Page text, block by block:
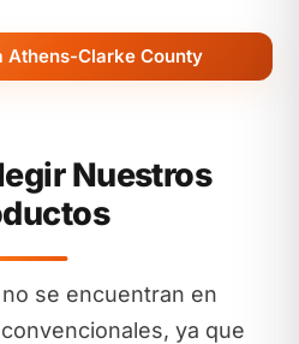
Athens-Clarke County
Nuestros
se encuentran en
ya que